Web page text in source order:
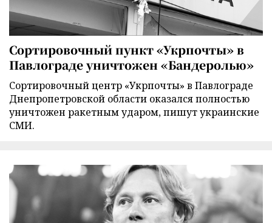
Сортировочный пункт «Укрпочты» в
Павлограде уничтожен «Бандеролью»
Сортировочный центр «Укрпочты» в Павлограде
Днепропетровской области оказался полностью
уничтожен ракетным ударом, пишут украинские
СМИ.